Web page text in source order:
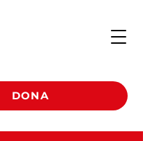
DONA